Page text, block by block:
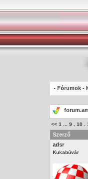
- Fórumok -
<< 1 9 10
Szerző
adsr
Kukabúvár